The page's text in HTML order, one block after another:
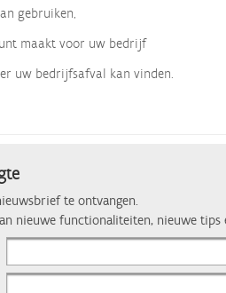
gebruiken,
maakt voor uw bedrijf
uw bedrijfsafval kan vinden.
te ontvangen.
nieuwe functionaliteiten, nieuwe tips